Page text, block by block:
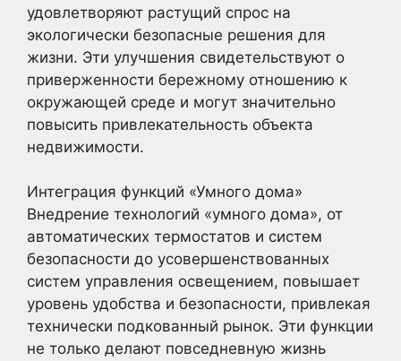
удовлетворяют растущий спрос на
экологически безопасные решения для
жизни. Эти улучшения свидетельствуют о
приверженности бережному отношению к
окружающей среде и могут значительно
повысить привлекательность объекта
недвижимости.
Интеграция функций «Умного дома»
Внедрение технологий «умного дома», от
автоматических термостатов и систем
безопасности до усовершенствованных
систем управления освещением, повышает
уровень удобства и безопасности, привлекая
технически подкованный рынок. Эти функции
не только делают повседневную жизнь